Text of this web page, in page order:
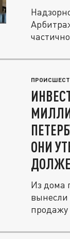
ОНИ
Из дома
вынесли
продажу